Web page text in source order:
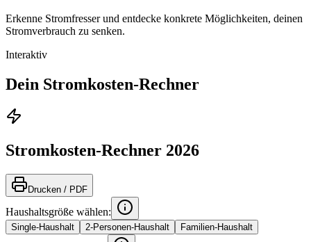
Erkenne Stromfresser und entdecke konkrete Möglichkeiten, deinen
Stromverbrauch zu senken.
Interaktiv
Dein Stromkosten-Rechner
Stromkosten-Rechner 2026
Drucken / PDF
Haushaltsgröße wählen:
Single-Haushalt 2-Personen-Haushalt Familien-Haushalt